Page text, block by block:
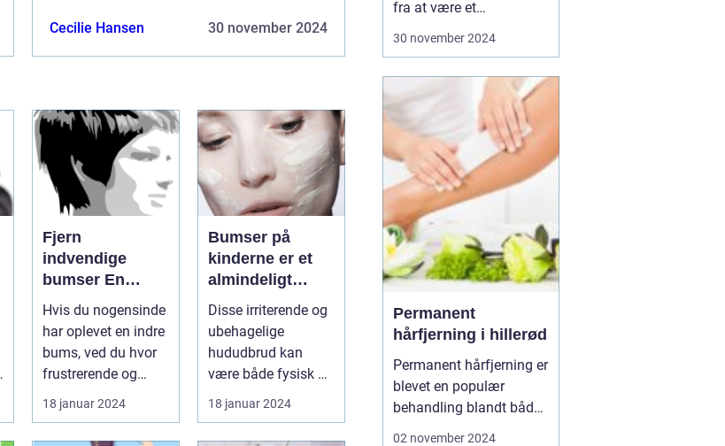
Cecilie Hansen 30 november 2024
Fjern
indvendige
bumser En
dybdegående
guide til smuk
hud
Hvis du nogensinde
har oplevet en indre
bums, ved du hvor
frustrerende og
smertefuldt det kan
være. ...
18 januar 2024
Bumser på
kinderne er et
almindeligt
problem, som
mange
mennesker
oplever i løbet af
Disse irriterende og
ubehagelige
hududbrud kan
være både fysisk og
følelsesmæssigt
belastende, især ...
18 januar 2024
fra at være et
nichefænomen til en
mennesker over hele
verden. Især kvinder har
taget tatoveringer til sig
som et stærkt udtr...
30 november 2024
Permanent
hårfjerning i hillerød
Permanent hårfjerning er
blevet en populær
behandling blandt både
mænd og kvinder, som
02 november 2024